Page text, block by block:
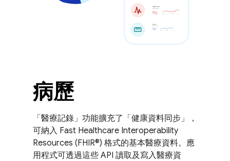
病歷
「醫療記錄」功能擴充了「健康資料同步」，
可納入 Fast Healthcare Interoperability
Resources (FHIR®) 格式的基本醫療資料。應
用程式可透過這些 API 讀取及寫入醫療資